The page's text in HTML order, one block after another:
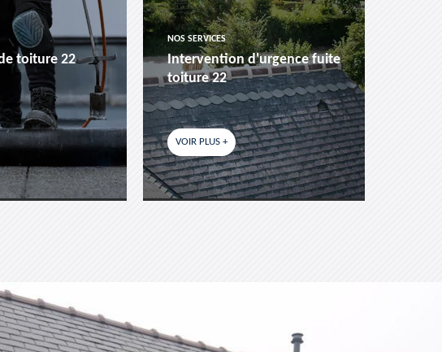
toiture 22
NOS SERVICES
Intervention d'urgence fuite
toiture 22
VOIR PLUS +